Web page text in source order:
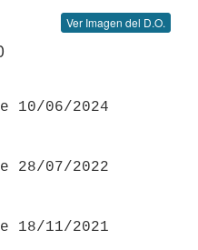
Ver Imagen del D.O.
10/06/2024
28/07/2022
18/11/2021